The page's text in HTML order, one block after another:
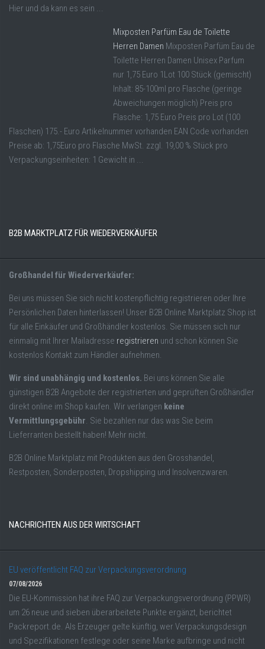
Hier und da kann es sein ...
Mixposten Parfüm Eau de Toilette
Herren Damen Mixposten Parfüm Eau de
Toilette Herren Damen Unisex Parfum
nur 1,75 Euro 1Lot 100 Stück (gemischt)
Inhalt: 85-100ml pro Flasche (geringe
Abweichungen möglich) Preis pro
Flasche: 1,75 Euro Preis pro Lot (100
Flaschen) 175.- Euro Artikelnummer vorhanden EAN Code vorhanden
Preise ab: 1,75Euro pro Flasche MwSt. zzgl. 19,00 % Stück pro
Verpackungseinheiten: 1 Gewicht in ...
B2B MARKTPLATZ FÜR WIEDERVERKÄUFER
Großhandel für Wiederverkäufer:
Bei uns müssen Sie sich nicht kostenpflichtig registrieren oder Ihre
Persönlichen Daten hinterlassen! Unser B2B Online Marktplatz Shop ist
für alle Einkäufer und Großhändler kostenlos. Sie müssen sich nur
einmalig mit Ihrer Mailadresse registrieren und schon können Sie
kostenlos Kontakt zum Händler aufnehmen.
Wir sind unabhängig und kostenlos. Bei uns können Sie alle
günstigen B2B Angebote der registrierten und geprüften Großhändler
direkt online im Shop kaufen. Wir verlangen keine
Vermittlungsgebühr. Sie bezahlen nur das was Sie beim
Lieferranten bestellt haben! Mehr nicht.
B2B Online Marktplatz mit Produkten aus den Grosshandel,
Restposten, Sonderposten, Dropshipping und Insolvenzwaren.
NACHRICHTEN AUS DER WIRTSCHAFT
EU veröffentlicht FAQ zur Verpackungsverordnung
07/08/2026
Die EU-Kommission hat ihre FAQ zur Verpackungsverordnung (PPWR)
um 26 neue und sieben überarbeitete Punkte ergänzt, berichtet
Packreport.de. Als Erzeuger gelte künftig, wer Verpackungsdesign
und Spezifikationen festlege oder seine Marke aufbringe und nicht